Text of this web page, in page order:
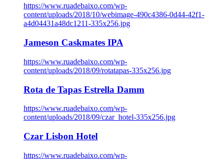
https://www.ruadebaixo.com/wp-
content/uploads/2018/10/webimage-490c4386-0d44-42f1-
a4d04431a48dc1211-335x256.jpg
Jameson Caskmates IPA
https://www.ruadebaixo.com/wp-
content/uploads/2018/09/rotatapas-335x256.jpg
Rota de Tapas Estrella Damm
https://www.ruadebaixo.com/wp-
content/uploads/2018/09/czar_hotel-335x256.jpg
Czar Lisbon Hotel
https://www.ruadebaixo.com/wp-